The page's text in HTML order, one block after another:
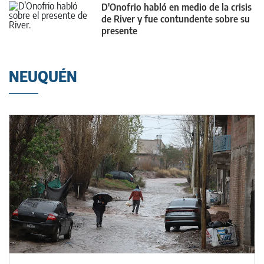
D'Onofrio habló en medio de la crisis
de River y fue contundente sobre su
presente
NEUQUÉN